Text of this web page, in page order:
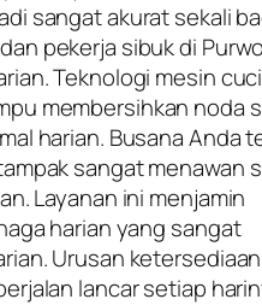
sangat akurat sekali
pekerja sibuk di
Teknologi mesin cuci
membersihkan noda
harian. Busana Anda
sangat menawan
Layanan ini menjamin
harian yang sangat
Urusan
lancar setiap